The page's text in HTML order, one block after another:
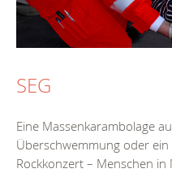
SEG
Eine Massenkarambolage
Überschwemmung oder
Rockkonzert – Menschen